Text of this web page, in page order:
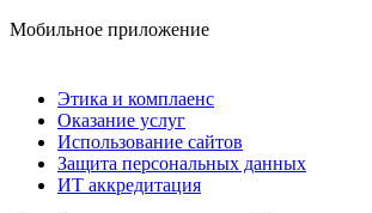
Мобильное приложение
Этика и комплаенс
Оказание услуг
Использование сайтов
Защита персональных данных
ИТ аккредитация